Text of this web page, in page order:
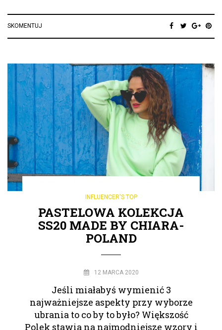
SKOMENTUJ
INFLUENCER'S TOP
PASTELOWA KOLEKCJA
SS20 MADE BY CHIARA-
POLAND
12 MARCA 2020
Jeśli miałabyś wymienić 3
najważniejsze aspekty przy wyborze
ubrania to co by to było? Większość
Polek stawia na najmodniejsze wzory i